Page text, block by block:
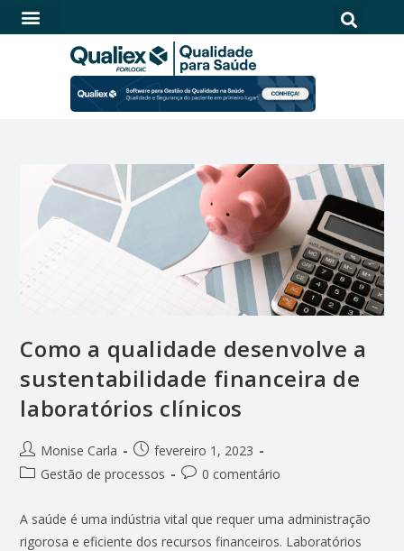
Como a qualidade desenvolve a
sustentabilidade financeira de
laboratórios clínicos
Monise Carla
fevereiro 1, 2023
Gestão de processos
0 comentário
A saúde é uma indústria vital que requer uma administração
rigorosa e eficiente dos recursos financeiros. Laboratórios